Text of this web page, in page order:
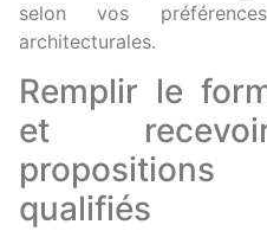
selon vos
architecturales.
Remplir le
et
qualifiés